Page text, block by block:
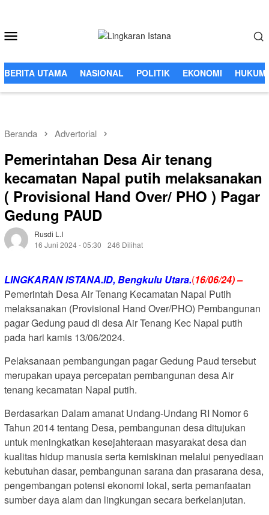
konten
BERITA UTAMA NASIONAL POLITIK EKONOMI
Beranda Advertorial
Pemerintahan Desa Air tenang
kecamatan Napal putih melaksanakan
( Provisional Hand Over/ PHO ) Pagar
Gedung PAUD
Rusdi L.i
16 Juni 2024 - 05:30
246 Dilihat
LINGKARAN ISTANA.ID, Bengkulu Utara.(16/06/24) –
Pemerintah Desa Air Tenang Kecamatan Napal Putih
melaksanakan (Provisional Hand Over/PHO) Pembangunan
pagar Gedung paud di desa Air Tenang Kec Napal putih
pada hari kamis 13/06/2024.
Pelaksanaan pembangungan pagar Gedung Paud tersebut
merupakan upaya percepatan pembangunan desa Air
tenang kecamatan Napal putih.
Berdasarkan Dalam amanat Undang-Undang RI Nomor 6
Tahun 2014 tentang Desa, pembangunan desa ditujukan
untuk meningkatkan kesejahteraan masyarakat desa dan
kualitas hidup manusia serta kemiskinan melalui penyediaan
kebutuhan dasar, pembangunan sarana dan prasarana desa,
pengembangan potensi ekonomi lokal, serta pemanfaatan
sumber daya alam dan lingkungan secara berkelanjutan.